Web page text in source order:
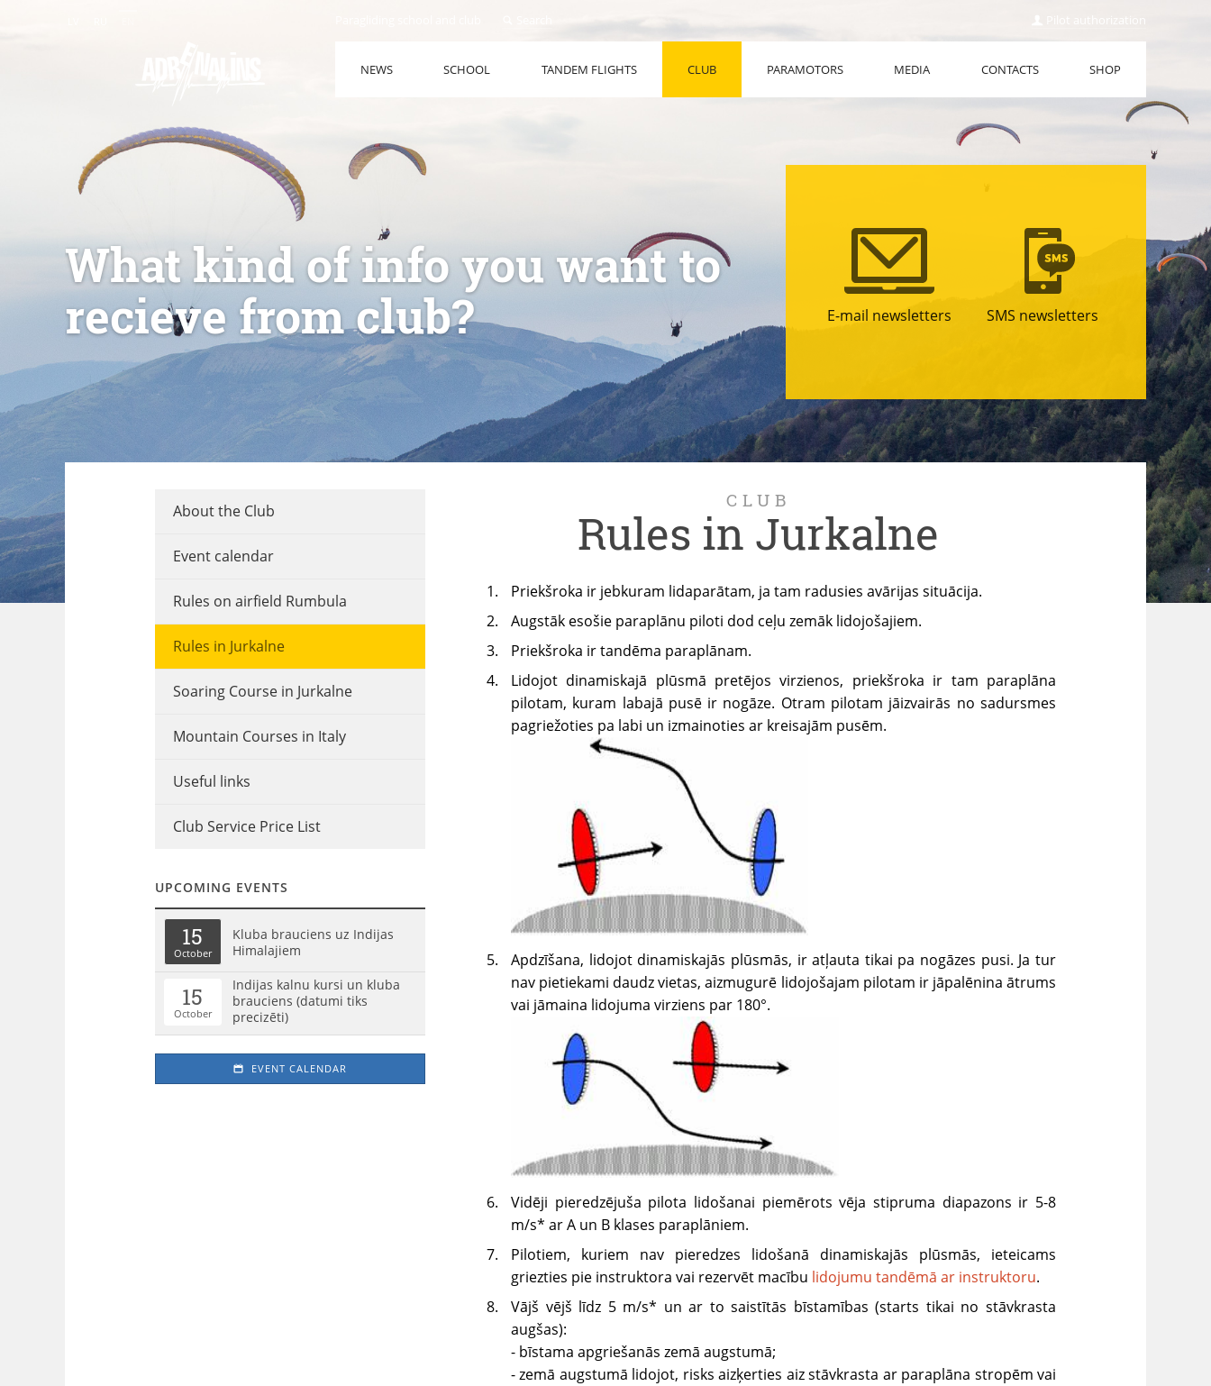
NEWS SCHOOL TANDEM FLIGHTS CLUB PARAMOTORS MEDIA CONTACTS SHOP
What kind of info you want to
recieve from club?
E-mail newsletters SMS newsletters
About the Club
Event calendar
Rules on airfield Rumbula
Rules in Jurkalne
Soaring Course in Jurkalne
Mountain Courses in Italy
Useful links
Club Service Price List
UPCOMING EVENTS
15
October
Kluba brauciens uz Indijas
Himalajiem
15
October
Indijas kalnu kursi un kluba
brauciens (datumi tiks
precizēti)
EVENT CALENDAR
CLUB
Rules in Jurkalne
Priekšroka ir jebkuram lidaparātam, ja tam radusies avārijas situācija.
Augstāk esošie paraplānu piloti dod ceļu zemāk lidojošajiem.
Priekšroka ir tandēma paraplānam.
Lidojot dinamiskajā plūsmā pretējos virzienos, priekšroka ir tam paraplāna
pilotam, kuram labajā pusē ir nogāze. Otram pilotam jāizvairās no sadursmes
pagriežoties pa labi un izmainoties ar kreisajām pusēm.
Apdzīšana, lidojot dinamiskajās plūsmās, ir atļauta tikai pa nogāzes pusi. Ja tur
nav pietiekami daudz vietas, aizmugurē lidojošajam pilotam ir jāpalēnina ātrums
vai jāmaina lidojuma virziens par 180°.
Vidēji pieredzējuša pilota lidošanai piemērots vēja stipruma diapazons ir 5-8
m/s* ar A un B klases paraplāniem.
Pilotiem, kuriem nav pieredzes lidošanā dinamiskajās plūsmās, ieteicams
griezties pie instruktora vai rezervēt macību lidojumu tandēmā ar instruktoru.
Vājš vējš līdz 5 m/s* un ar to saistītās bīstamības (starts tikai no stāvkrasta
augšas):
- bīstama apgriešanās zemā augstumā;
- zemā augstumā lidojot, risks aizķerties aiz stāvkrasta ar paraplāna stropēm vai